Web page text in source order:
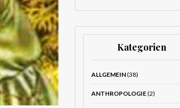
Kategorien
ALLGEMEIN(38)
ANTHROPOLOGIE(2)